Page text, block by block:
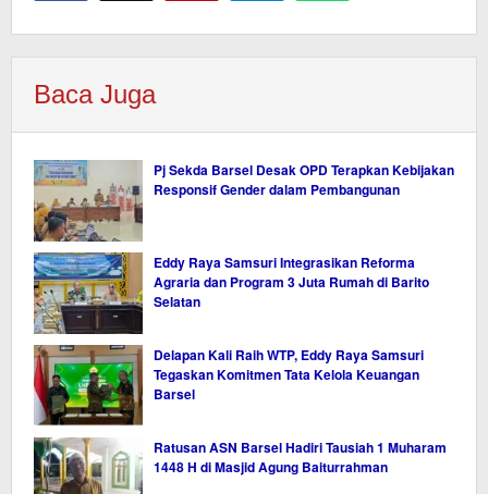
Baca Juga
Pj Sekda Barsel Desak OPD Terapkan Kebijakan
Responsif Gender dalam Pembangunan
Eddy Raya Samsuri Integrasikan Reforma
Agraria dan Program 3 Juta Rumah di Barito
Selatan
Delapan Kali Raih WTP, Eddy Raya Samsuri
Tegaskan Komitmen Tata Kelola Keuangan
Barsel
Ratusan ASN Barsel Hadiri Tausiah 1 Muharam
1448 H di Masjid Agung Baiturrahman